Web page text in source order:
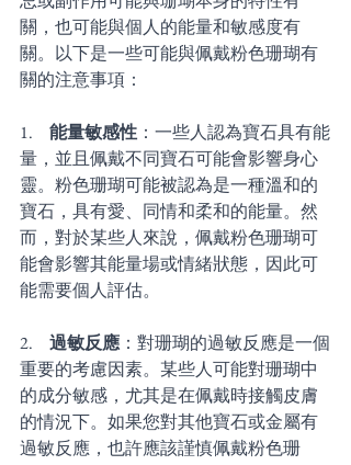
關，也可能與個人的能量和敏感度有
關。以下是一些可能與佩戴粉色珊瑚有
關的注意事項：
1. 能量敏感性 ：一些人認為寶石具有能
量，並且佩戴不同寶石可能會影響身心
靈。粉色珊瑚可能被認為是一種溫和的
寶石，具有愛、同情和柔和的能量。然
而，對於某些人來說，佩戴粉色珊瑚可
能會影響其能量場或情緒狀態，因此可
能需要個人評估。
2. 過敏反應 ：對珊瑚的過敏反應是一個
重要的考慮因素。某些人可能對珊瑚中
的成分敏感，尤其是在佩戴時接觸皮膚
的情況下。如果您對其他寶石或金屬有
過敏反應，也許應該謹慎佩戴粉色珊